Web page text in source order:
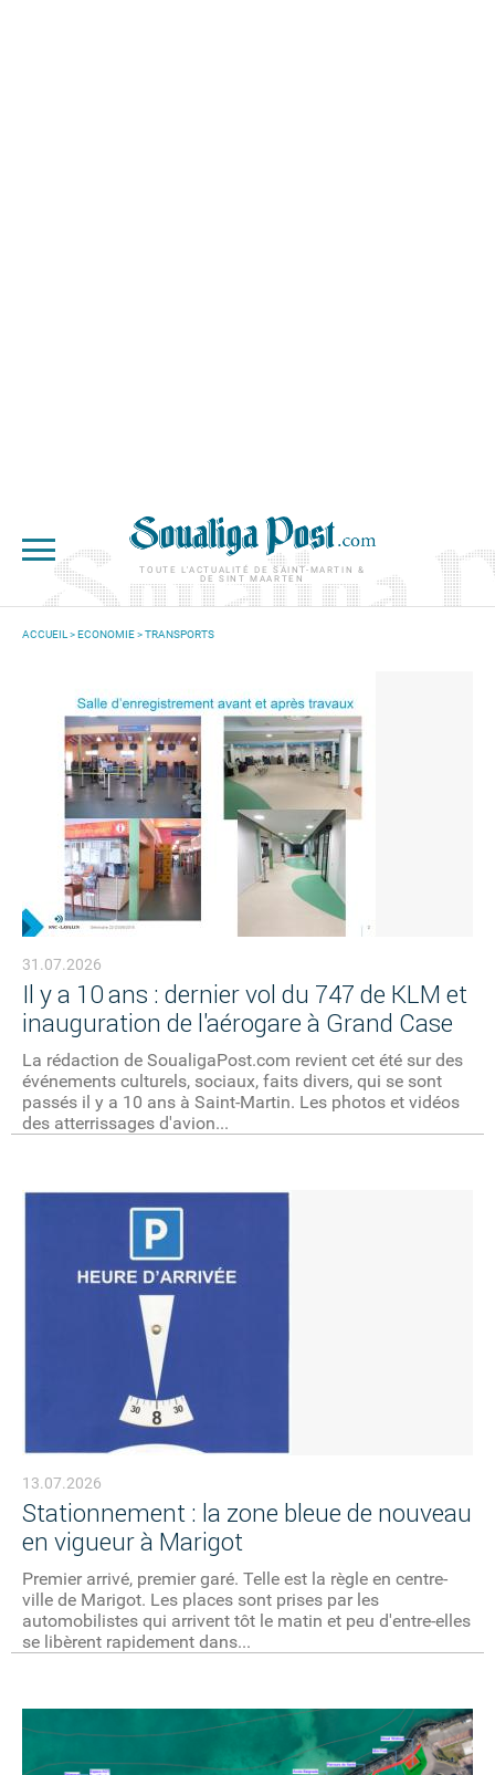
TOUTE L'ACTUALITÉ DE SAINT-MARTIN &
DE SINT MAARTEN
ACCUEIL >ECONOMIE>TRANSPORTS
31.07.2026
Il y a 10 ans : dernier vol du 747 de KLM et
inauguration de l'aérogare à Grand Case
La rédaction de SoualigaPost.com revient cet été sur des
événements culturels, sociaux, faits divers, qui se sont
passés il y a 10 ans à Saint-Martin. Les photos et vidéos
des atterrissages d'avion...
13.07.2026
Stationnement : la zone bleue de nouveau
en vigueur à Marigot
Premier arrivé, premier garé. Telle est la règle en centre-
ville de Marigot. Les places sont prises par les
automobilistes qui arrivent tôt le matin et peu d'entre-elles
se libèrent rapidement dans...